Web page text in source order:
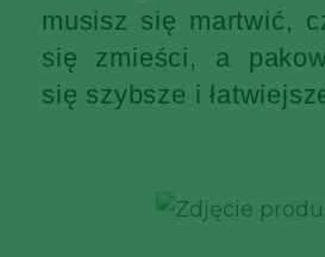
musisz się martwić,
się zmieści, a
się szybsze i